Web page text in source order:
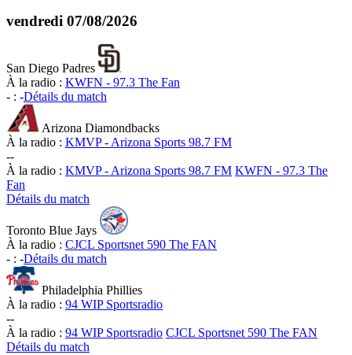
vendredi 07/08/2026
San Diego Padres
À la radio : KWFN - 97.3 The Fan
- : -Détails du match
Arizona Diamondbacks
À la radio : KMVP - Arizona Sports 98.7 FM
--
À la radio : KMVP - Arizona Sports 98.7 FM KWFN - 97.3 The
Fan
Détails du match
Toronto Blue Jays
À la radio : CJCL Sportsnet 590 The FAN
- : -Détails du match
Philadelphia Phillies
À la radio : 94 WIP Sportsradio
--
À la radio : 94 WIP Sportsradio CJCL Sportsnet 590 The FAN
Détails du match